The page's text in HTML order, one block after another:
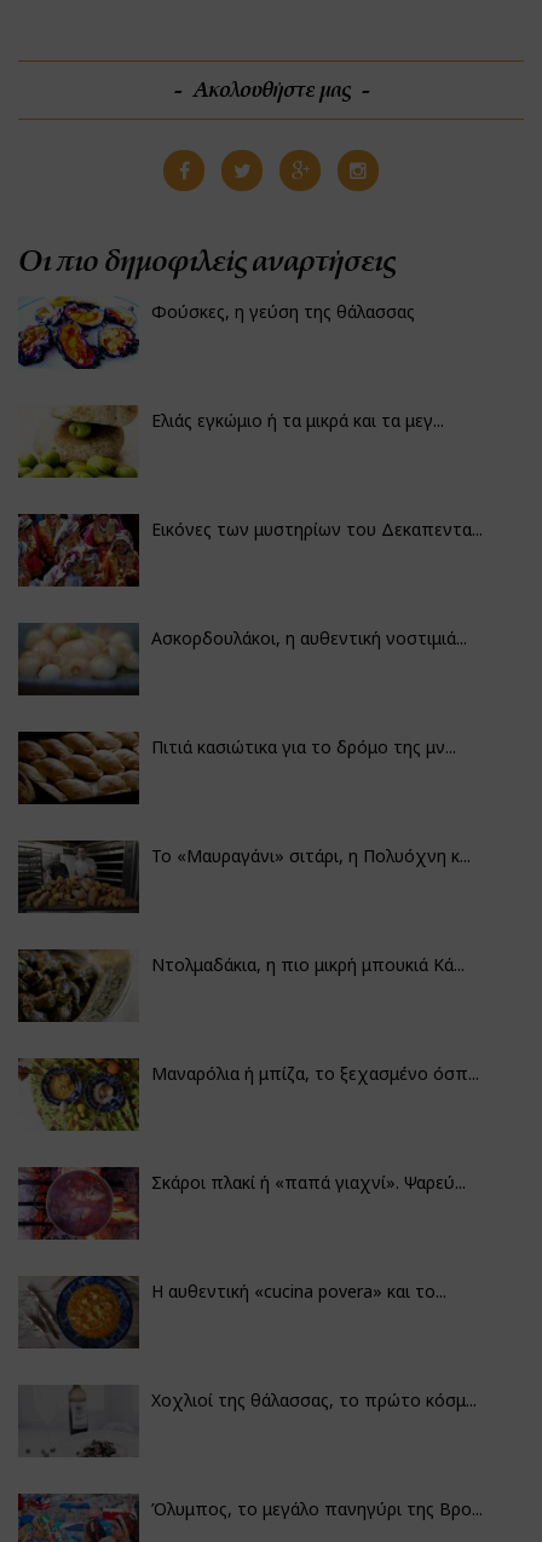
Ακολουθήστε μας
Οι πιο δημοφιλείς αναρτήσεις
Φούσκες, η γεύση της θάλασσας
Ελιάς εγκώμιο ή τα μικρά και τα μεγ...
Εικόνες των μυστηρίων του Δεκαπεντα...
Ασκορδουλάκοι, η αυθεντική νοστιμιά...
Πιτιά κασιώτικα για το δρόμο της μν...
Το «Μαυραγάνι» σιτάρι, η Πολυόχνη κ...
Ντολμαδάκια, η πιο μικρή μπουκιά Κά...
Μαναρόλια ή μπίζα, το ξεχασμένο όσπ...
Σκάροι πλακί ή «παπά γιαχνί». Ψαρεύ...
Η αυθεντική «cucina povera» και το...
Χοχλιοί της θάλασσας, το πρώτο κόσμ...
Όλυμπος, το μεγάλο πανηγύρι της Βρο...